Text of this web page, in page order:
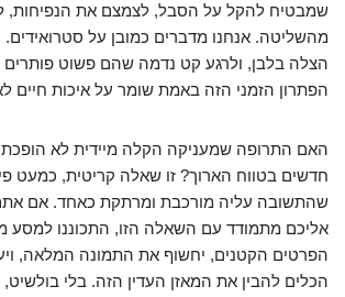
שמבטיח להקל על הסבל, לצמצם את הנפיחות,
מהשליטה. אנחנו מדברים כמובן על סטרואידים.
הצלה בלבן, ולרגע קט נדמה שהם פשוט
הפתרון הזמני הזה באמת שומר על איכות חיים
האם התרופה שמעניקה הקלה מיידית לא
חדשים בטווח הארוך? זו שאלה קריטית, כמעט
שהתשובה עליה מורכבת ומרתקת כאחד. אם
אליכם מתמודד עם השאלה הזו, התכוננו למסע
הפרטים הקטנים, יחשוף את התמונה המלאה,
הכלים להבין את המאזן העדין הזה. בלי